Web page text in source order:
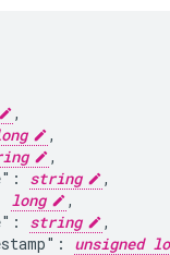
,
,
,
string
,
long
,
string
,
unsigned